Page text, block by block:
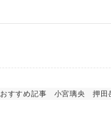
おすすめ記事 小宮璃央 押田